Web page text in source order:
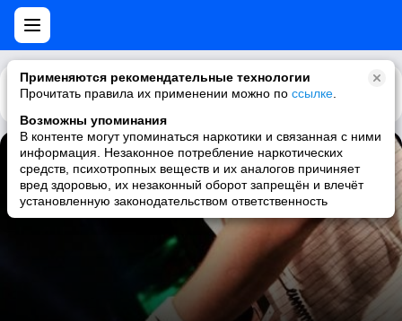
Применяются рекомендательные технологии
Прочитать правила их применении можно по ссылке
Возможны упоминания
В контенте могут упоминаться наркотики и связанная с ними
информация. Незаконное потребление наркотических
средств, психотропных веществ и их аналогов причиняет
вред здоровью, их незаконный оборот запрещён и влечёт
установленную законодательством ответственность
Каталог Рекомендации
Adam Nickey